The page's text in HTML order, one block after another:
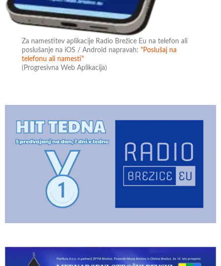
Za namestitev aplikacije Radio Brežice Eu na telefon ali
poslušanje na iOS / Android napravah:"Poslušaj na
telefonu ali namesti"
(Progresivna Web Aplikacija)